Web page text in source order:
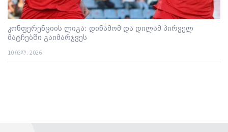
კონფერენციის ლიგა: დინამომ და დილამ პირველ
მატჩებში გაიმარჯვეს
10 ივლ. 2026